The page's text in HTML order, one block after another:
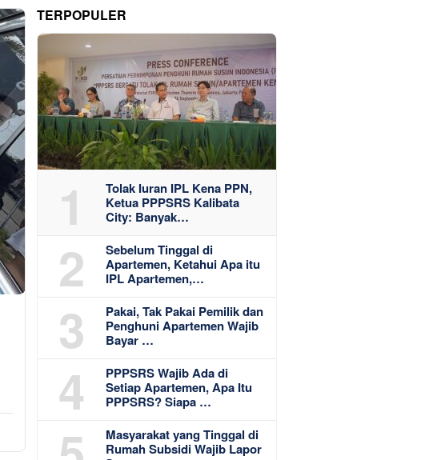
TERPOPULER
1
Tolak Iuran IPL Kena PPN,
Ketua PPPSRS Kalibata
City: Banyak…
2
Sebelum Tinggal di
Apartemen, Ketahui Apa itu
IPL Apartemen,…
3
Pakai, Tak Pakai Pemilik dan
Penghuni Apartemen Wajib
Bayar …
4
PPPSRS Wajib Ada di
Setiap Apartemen, Apa Itu
PPPSRS? Siapa …
Masyarakat yang Tinggal di
Rumah Subsidi Wajib Lapor